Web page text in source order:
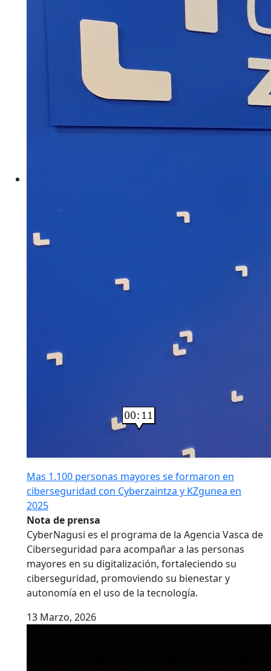
Mas 1.100 personas mayores se formaron en
ciberseguridad con Cyberzaintza y KZgunea en
2025
Nota de prensa
CyberNagusi es el programa de la Agencia Vasca de
Ciberseguridad para acompañar a las personas
mayores en su digitalización, fortaleciendo su
ciberseguridad, promoviendo su bienestar y
autonomía en el uso de la tecnología.
13 Marzo, 2026